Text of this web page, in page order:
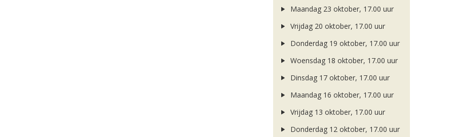
Maandag 23 oktober, 17.00 uur
Vrijdag 20 oktober, 17.00 uur
Donderdag 19 oktober, 17.00 uur
Woensdag 18 oktober, 17.00 uur
Dinsdag 17 oktober, 17.00 uur
Maandag 16 oktober, 17.00 uur
Vrijdag 13 oktober, 17.00 uur
Donderdag 12 oktober, 17.00 uur